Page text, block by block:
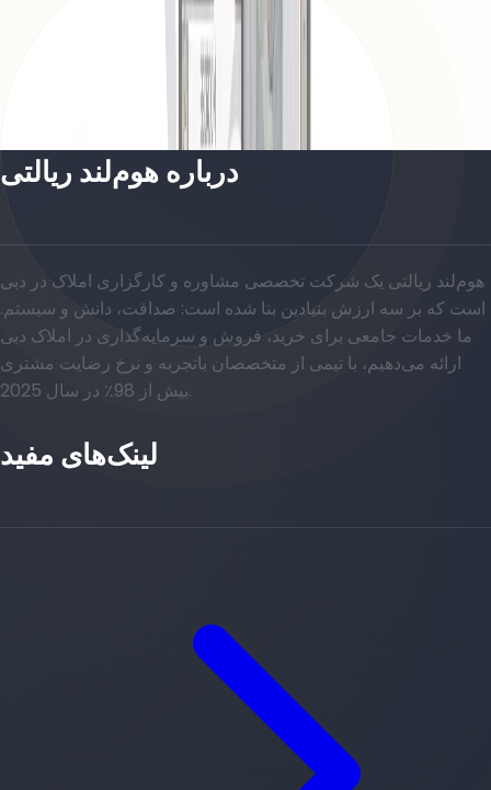
Celadon, Building 1-3, 1BR, Type B1, Level 1,
Unit 104-104(M), 1411 SQFT
درباره هوم‌لند ریالتی
هوم‌لند ریالتی یک شرکت تخصصی مشاوره و کارگزاری املاک در دبی
است که بر سه ارزش بنیادین بنا شده است: صداقت، دانش و سیستم.
ما خدمات جامعی برای خرید، فروش و سرمایه‌گذاری در املاک دبی
ارائه می‌دهیم، با تیمی از متخصصان باتجربه و نرخ رضایت مشتری
بیش از 98٪ در سال 2025.
لینک‌های مفید